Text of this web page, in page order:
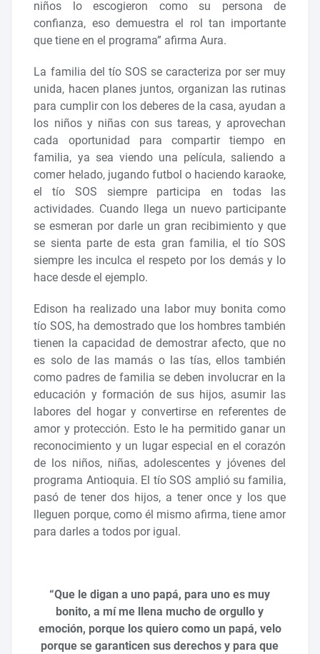
niños lo escogieron como su persona de
confianza, eso demuestra el rol tan importante
que tiene en el programa” afirma Aura.
La familia del tío SOS se caracteriza por ser muy
unida, hacen planes juntos, organizan las rutinas
para cumplir con los deberes de la casa, ayudan a
los niños y niñas con sus tareas, y aprovechan
cada oportunidad para compartir tiempo en
familia, ya sea viendo una película, saliendo a
comer helado, jugando futbol o haciendo karaoke,
el tío SOS siempre participa en todas las
actividades. Cuando llega un nuevo participante
se esmeran por darle un gran recibimiento y que
se sienta parte de esta gran familia, el tío SOS
siempre les inculca el respeto por los demás y lo
hace desde el ejemplo.
Edison ha realizado una labor muy bonita como
tío SOS, ha demostrado que los hombres también
tienen la capacidad de demostrar afecto, que no
es solo de las mamás o las tías, ellos también
como padres de familia se deben involucrar en la
educación y formación de sus hijos, asumir las
labores del hogar y convertirse en referentes de
amor y protección. Esto le ha permitido ganar un
reconocimiento y un lugar especial en el corazón
de los niños, niñas, adolescentes y jóvenes del
programa Antioquia. El tío SOS amplió su familia,
pasó de tener dos hijos, a tener once y los que
lleguen porque, como él mismo afirma, tiene amor
para darles a todos por igual.
“Que le digan a uno papá, para uno es muy
bonito, a mí me llena mucho de orgullo y
emoción, porque los quiero como un papá, velo
porque se garanticen sus derechos y para que